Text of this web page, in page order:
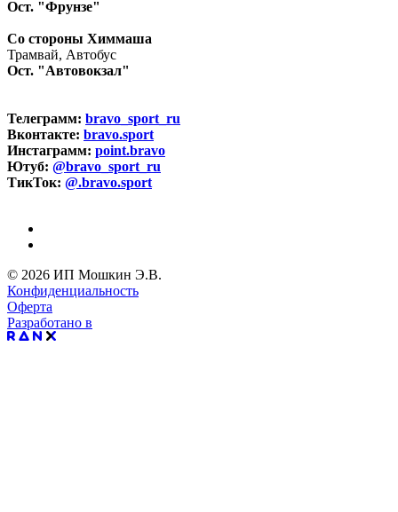
Ост. "Фрунзе"
Со стороны Химмаша
Трамвай, Автобус
Ост. "Автовокзал"
Телеграмм: bravo_sport_ru
Вконтакте: bravo.sport
Инстаграмм: point.bravo
Ютуб: @bravo_sport_ru
ТикТок: @.bravo.sport
© 2026 ИП Мошкин Э.В.
Конфиденциальность
Оферта
Разработано в